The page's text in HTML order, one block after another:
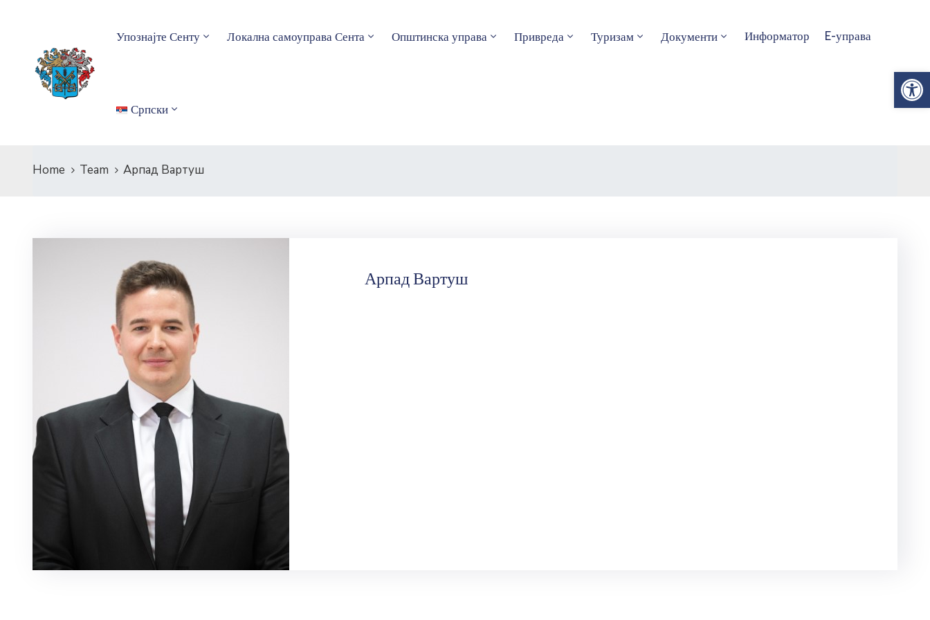
Упознајте Сенту Локална самоуправа Сента Општинска управа Привреда Туризам Документи Информатор E-управа
Српски
Home Team Арпад Вартуш
Арпад Вартуш